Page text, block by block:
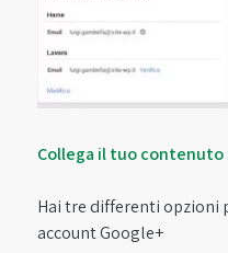
Collega il tuo contenuto
Hai tre differenti opzioni
account Google+